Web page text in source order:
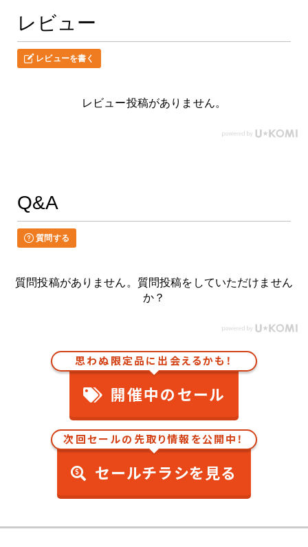
レビュー
レビューを書く
レビュー投稿がありません。
Q&A
質問する
質問投稿がありません。質問投稿をしていただけません
か？
思わぬ限定品に出会えるかも！
開催中のセール
次回セールの先取り情報を公開中！
セールチラシを見る